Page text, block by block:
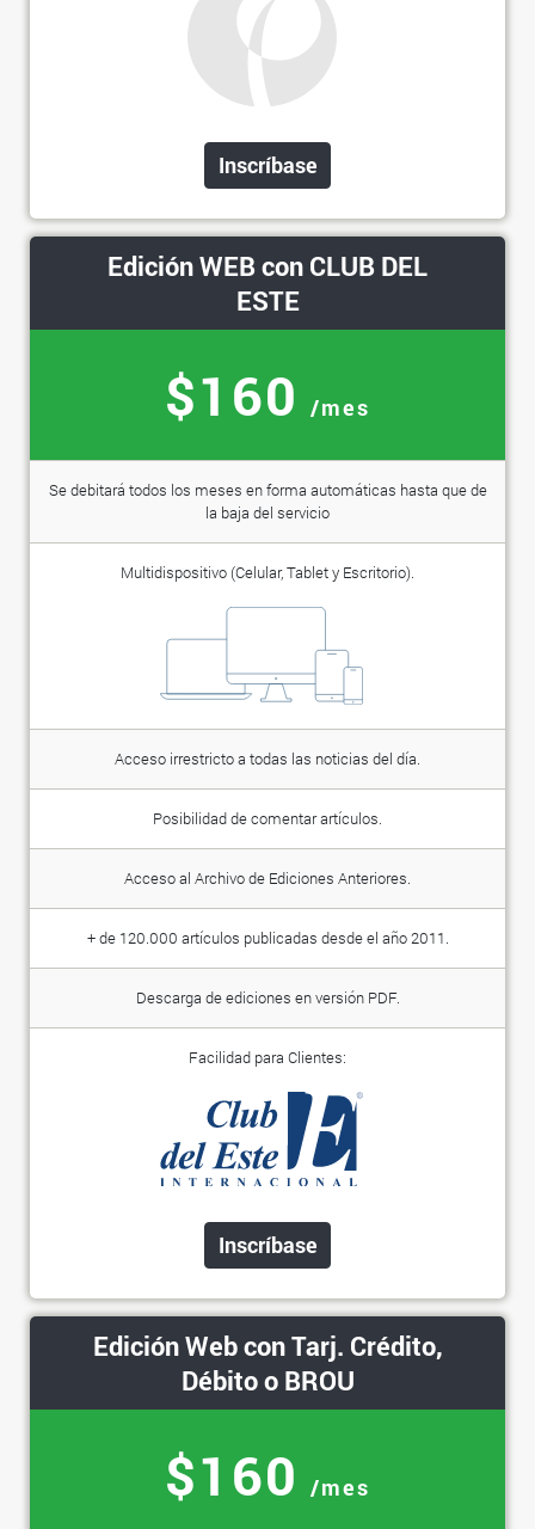
Inscríbase
Edición WEB con CLUB DEL
ESTE
$160 /mes
Se debitará todos los meses en forma automáticas hasta que de
la baja del servicio
Multidispositivo (Celular, Tablet y Escritorio).
Acceso irrestricto a todas las noticias del día.
Posibilidad de comentar artículos.
Acceso al Archivo de Ediciones Anteriores.
+ de 120.000 artículos publicadas desde el año 2011.
Descarga de ediciones en versión PDF.
Facilidad para Clientes:
Inscríbase
Edición Web con Tarj. Crédito,
Débito o BROU
$160 /mes